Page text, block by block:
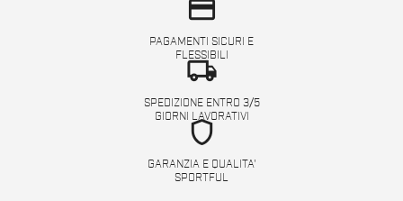
credit_card
PAGAMENTI SICURI E
FLESSIBILI
local_shipping
SPEDIZIONE ENTRO 3/5
GIORNI LAVORATIVI
shield
GARANZIA E QUALITA'
SPORTFUL